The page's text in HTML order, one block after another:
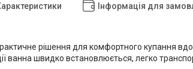
Інформація для
рішення для комфортного купання
ванна швидко встановлюється, легко